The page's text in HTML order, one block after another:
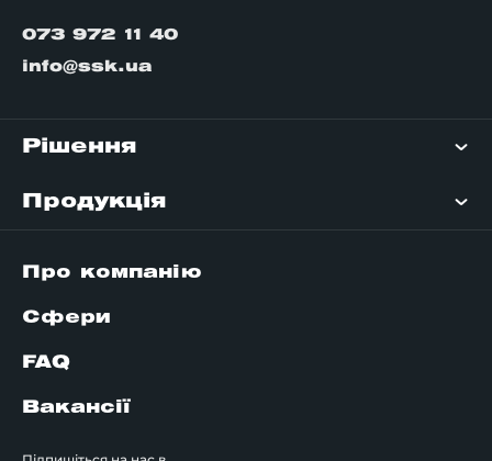
073 972 11 40
info@ssk.ua
Рішення
Продукція
Про компанію
Сфери
FAQ
Вакансії